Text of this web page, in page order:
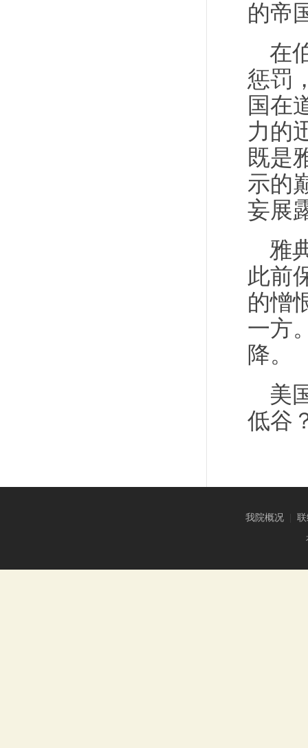
的帝
在
惩罚
国在
力的
既是
示的
妄展
雅
此前
的憎
一方
降。
美
低谷
我院概况